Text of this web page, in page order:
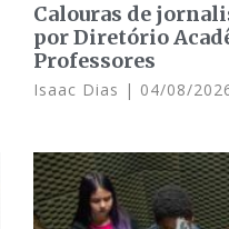
Calouras de
por Diretório
Professores
Isaac Dias 04/08/